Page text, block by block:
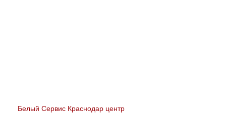
Белый Сервис Краснодар центр